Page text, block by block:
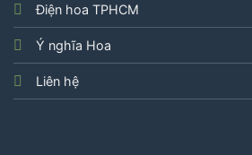
Điện hoa TPHCM
Ý nghĩa Hoa
Liên hệ